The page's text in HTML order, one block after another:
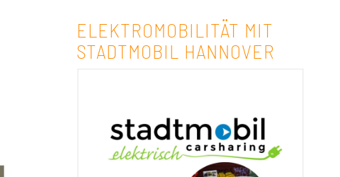
ELEKTROMOBILITÄT MIT
STADTMOBIL HANNOVER